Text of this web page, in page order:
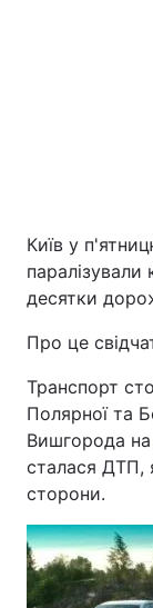
Київ у
паралізували
десятки
Про це
Транспорт
Полярної та
Вишгорода на
сталася ДТП,
сторони.